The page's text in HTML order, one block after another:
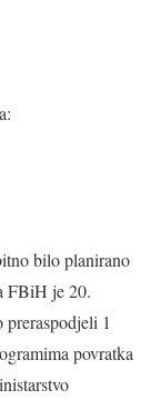
bilo planirano
FBiH je 20.
1
povratka